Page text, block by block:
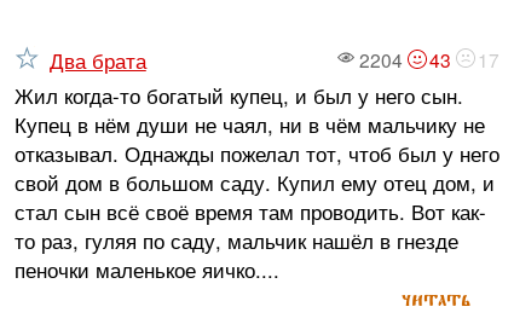
2204 43 17
Два брата
Жил когда-то богатый купец, и был у него сын.
Купец в нём души не чаял, ни в чём мальчику не
отказывал. Однажды пожелал тот, чтоб был у него
свой дом в большом саду. Купил ему отец дом, и
стал сын всё своё время там проводить. Вот как-
то раз, гуляя по саду, мальчик нашёл в гнезде
пеночки маленькое яичко....
читать